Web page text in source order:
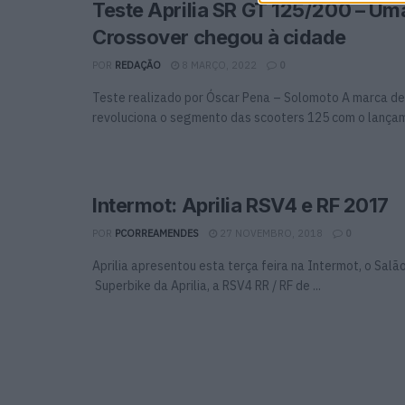
Teste Aprilia SR GT 125/200 –
Crossover chegou à cidade
REDAÇÃO 8 MARÇO, 2022 0
Teste realizado por Óscar Pena – Solomoto A marca
revoluciona o segmento das scooters 125 com o
Intermot: Aprilia RSV4 e RF 2017
PCORREAMENDES 27 NOVEMBRO, 2018 0
Aprilia apresentou esta terça feira na Intermot, o
Superbike da Aprilia, a RSV4 RR / RF de ...